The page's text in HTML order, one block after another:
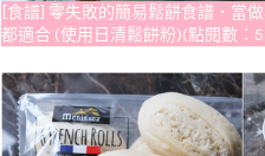
[食譜] 零失敗的簡易鬆餅食譜．當
都適合 (使用日清鬆餅粉)(點閱數：